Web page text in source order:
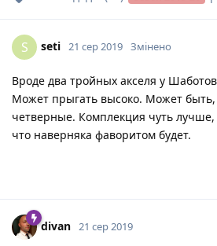
S seti 21 сер 2019 Змінено
Вроде два тройных акселя у
Может прыгать высоко. Может быть,
четверные. Комплекция чуть
что наверняка фаворитом будет.
divan 21 сер 2019